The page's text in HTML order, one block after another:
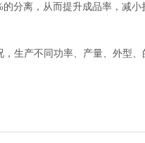
分离，从而提升成品率，减
生产不同功率、产量、外型